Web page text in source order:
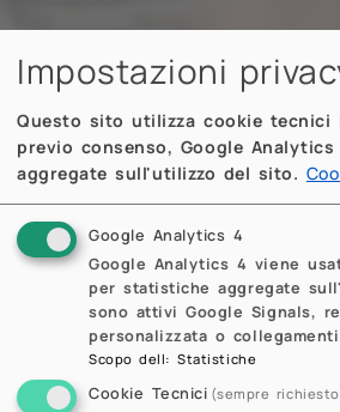
Impostazioni
Questo sito utilizza cookie tecnici
previo consenso, Google
aggregate sull'utilizzo del sito.
Google Analytics 4
Google Analytics 4 viene
per statistiche aggregate
sono attivi Google Signals,
personalizzata o
Scopo dell:Statistiche
Cookie Tecnici (sempre